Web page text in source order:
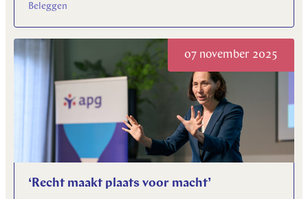
Beleggen
07 november 2025
‘Recht maakt plaats voor macht’